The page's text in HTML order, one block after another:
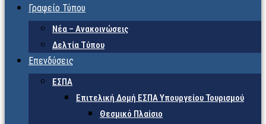
Γραφείο Τύπου
Νέα – Ανακοινώσεις
Δελτία Τύπου
Επενδύσεις
ΕΣΠΑ
Επιτελική Δομή ΕΣΠΑ Υπουργείου Τουρισμού
Θεσμικό Πλαίσιο